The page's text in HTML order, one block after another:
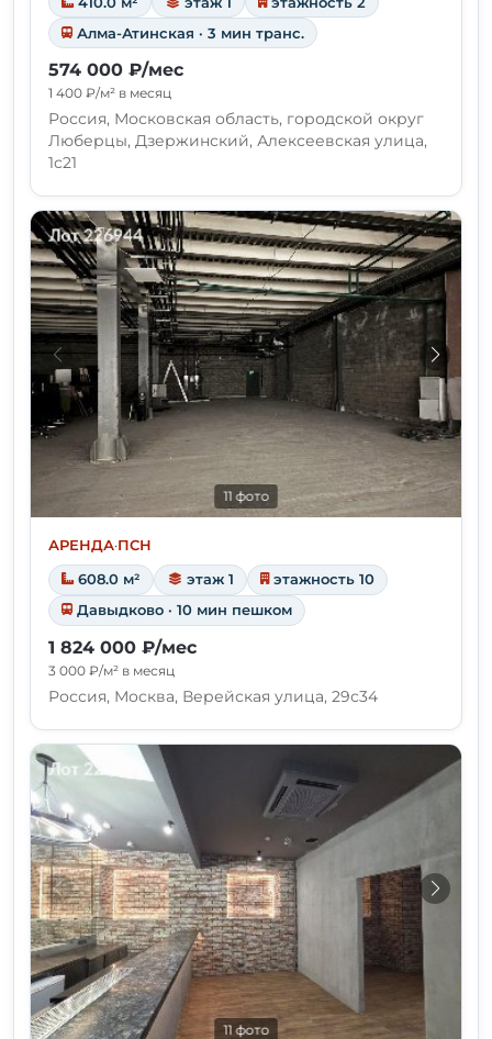
Алма-Атинская · 3 мин транс.
574 000 ₽/мес
1 400 ₽/м² в месяц
Россия, Московская область, городской округ
Люберцы, Дзержинский, Алексеевская улица,
1с21
11 фото
АРЕНДА·ПСН
608.0 м² этаж 1
этажность 10
Давыдково · 10 мин пешком
1 824 000 ₽/мес
3 000 ₽/м² в месяц
Россия, Москва, Верейская улица, 29с34
11 фото